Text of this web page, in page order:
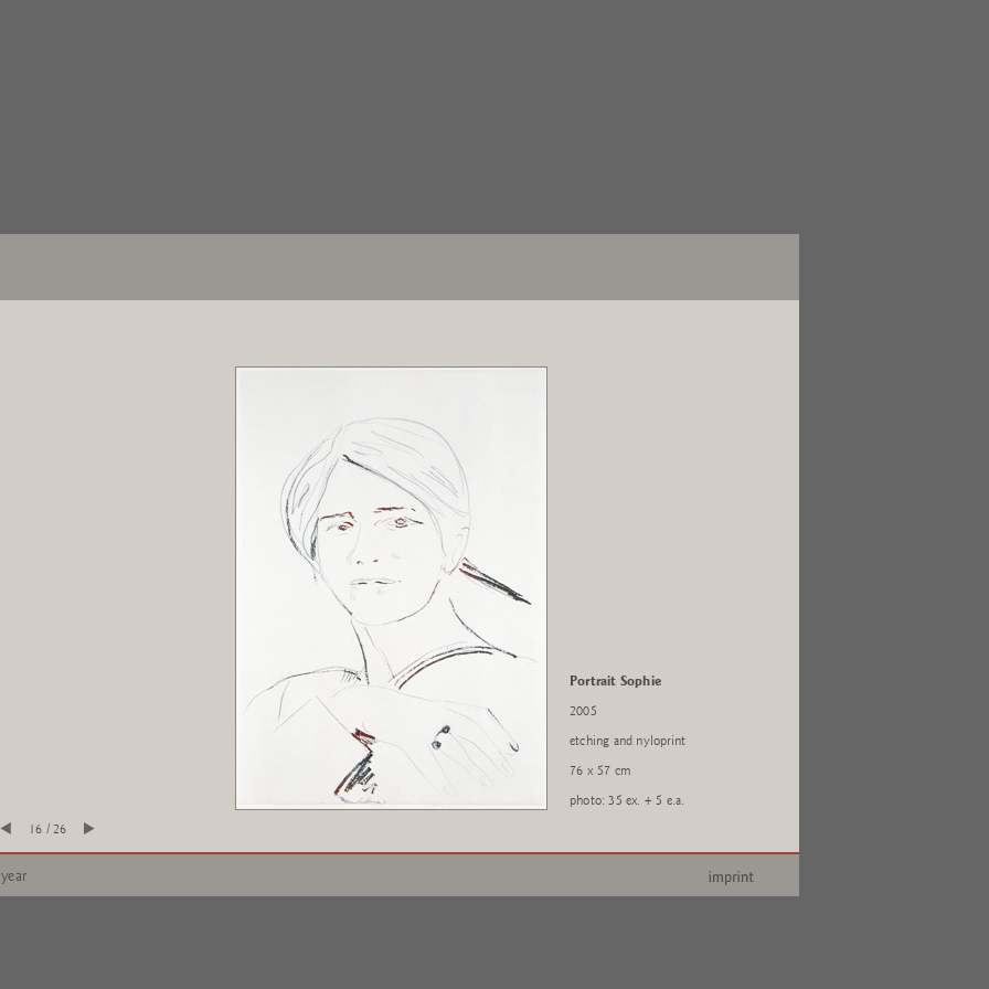
Portrait Sophie
2005
etching and nyloprint
76 x 57 cm
photo: 35 ex. + 5 e.a.
16 / 26